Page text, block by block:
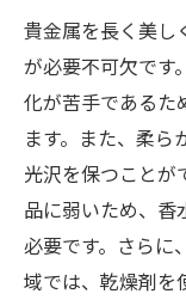
貴金属を長く美し
が必要不可欠です
化が苦手であるた
ます。また、柔ら
光沢を保つことが
品に弱いため、香
必要です。さらに
域では、乾燥剤を